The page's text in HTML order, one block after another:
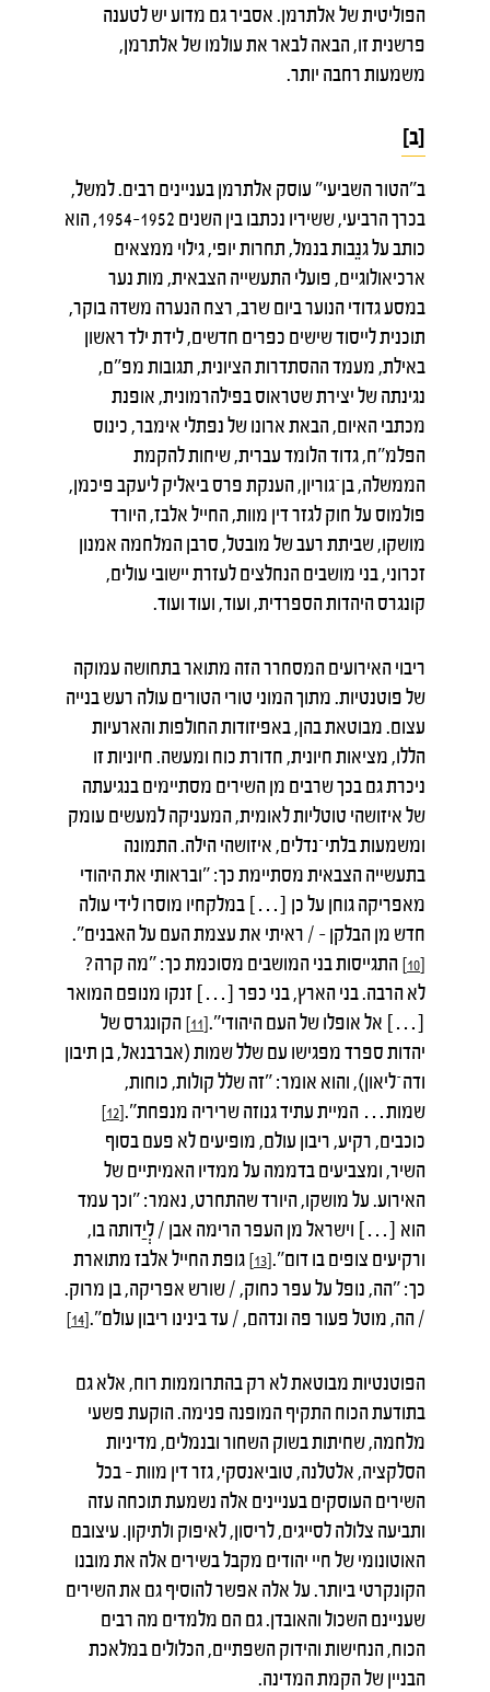
הפוליטית של אלתרמן. אסביר גם מדוע יש לטענה
פרשנית זו, הבאה לבאר את עולמו של אלתרמן,
משמעות רחבה יותר.
[ב]
ב"הטור השביעי" עוסק אלתרמן בעניינים רבים. למשל,
בכרך הרביעי, ששיריו נכתבו בין השנים 1952–1954, הוא
כותב על גנֵבות בנמל, תחרות יופי, גילוי ממצאים
ארכיאולוגיים, פועלי התעשייה הצבאית, מות נער
במסע גדודי הנוער ביום שרב, רצח הנערה משדה בוקר,
תוכנית לייסוד שישים כפרים חדשים, לידת ילד ראשון
באילת, מעמד ההסתדרות הציונית, תגובות מפ"ם,
נגינתה של יצירת שטראוס בפילהרמונית, אופנת
מכתבי האיום, הבאת ארונו של נפתלי אימבר, כינוס
הפלמ"ח, גדוד הלומד עברית, שיחות להקמת
הממשלה, בן־גוריון, הענקת פרס ביאליק ליעקב פיכמן,
פולמוס על חוק לגזר דין מוות, החייל אלבז, היורד
מושקו, שביתת רעב של מובטל, סרבן המלחמה אמנון
זכרוני, בני מושבים הנחלצים לעזרת יישובי עולים,
קונגרס היהדות הספרדית, ועוד, ועוד ועוד.
ריבוי האירועים המסחרר הזה מתואר בתחושה עמוקה
של פוטנטיות. מתוך המוני טורי הטורים עולה רעש בנייה
עצום. מבוטאת בהן, באפיזודות החולפות והארעיות
הללו, מציאות חיונית, חדורת כוח ומעשה. חיוניות זו
ניכרת גם בכך שרבים מן השירים מסתיימים בנגיעתה
של איזושהי טוטליות לאומית, המעניקה למעשים עומק
ומשמעות בלתי־נדלים, איזושהי הילה. התמונה
בתעשייה הצבאית מסתיימת כך: "ובראותי את היהודי
מאפריקה גוחן על כן […] במלקחיו מוסרו לידי עולה
חדש מן הבלקן – / ראיתי את עצמת העם על האבנים".
[10]
התגייסות בני המושבים מסוכמת כך: "מה קרה?
לא הרבה. בני הארץ, בני כפר […] זנקו מנופם המואר
[…] אל אופלו של העם היהודי".[11]
הקונגרס של
יהדות ספרד מפגישו עם שלל שמות (אברבנאל, בן תיבון
ודה־ליאון), והוא אומר: "זה שלל קולות, כוחות,
שמות… המיית עתיד גנוזה שריריה מנפחת".[12]
כוכבים, רקיע, ריבון עולם, מופיעים לא פעם בסוף
השיר, ומצביעים בדממה על ממדיו האמיתיים של
האירוע. על מושקו, היורד שהתחרט, נאמר: "וכך עמד
הוא […] וישראל מן העפר הרימה אבן / לְיַדותה בו,
ורקיעים צופים בו דום".[13]
גופת החייל אלבז מתוארת
כך: "הה, נופל על עפר כחוק, / שורש אפריקה, בן מרוק.
/ הה, מוטל פעור פה ונדהם, / עד בינינו ריבון עולם".[14]
הפוטנטיות מבוטאת לא רק בהתרוממות רוח, אלא גם
בתודעת הכוח התקיף המופנה פנימה. הוקעת פשעי
מלחמה, שחיתות בשוק השחור ובנמלים, מדיניות
הסלקציה, אלטלנה, טוביאנסקי, גזר דין מוות – בכל
השירים העוסקים בעניינים אלה נשמעת תוכחה עזה
ותביעה צלולה לסייגים, לריסון, לאיפוק ולתיקון. עיצובם
האוטונומי של חיי יהודים מקבל בשירים אלה את מובנו
הקונקרטי ביותר. על אלה אפשר להוסיף גם את השירים
שעניינם השכול והאובדן. גם הם מלמדים מה רבים
הכוח, הנחישות והידוק השפתיים, הכלולים במלאכת
הבניין של הקמת המדינה.